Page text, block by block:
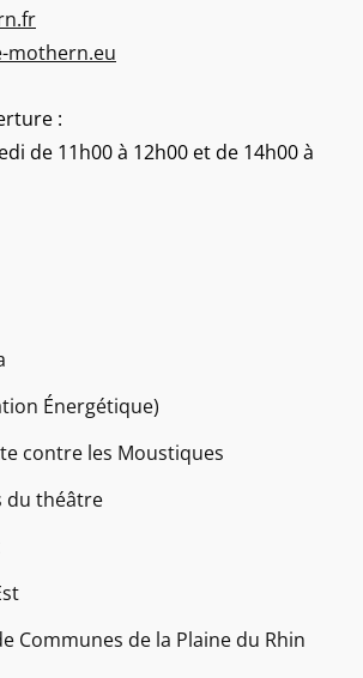
mothern.eu
:
de 11h00 à 12h00 et de 14h00 à
Énergétique)
contre les Moustiques
du théâtre
Communes de la Plaine du Rhin